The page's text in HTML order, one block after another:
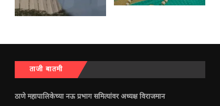
ताजी बातमी
ठाणे महापालिकेच्या नऊ प्रभाग समित्यांवर अध्यक्ष विराजमान